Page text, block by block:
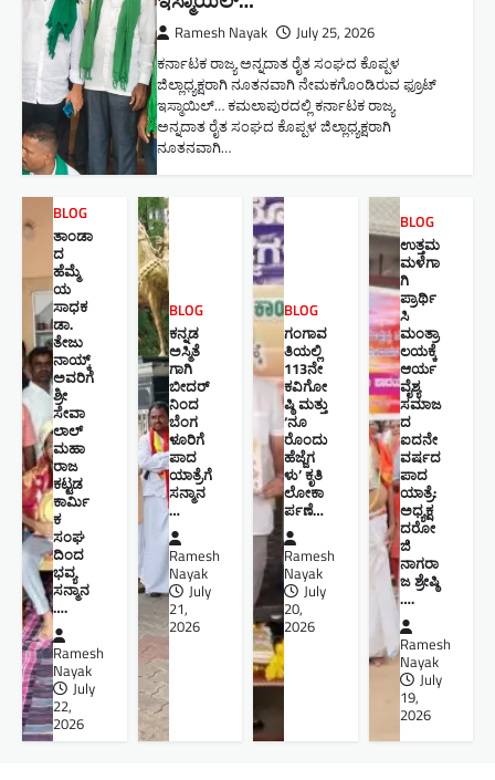
Ramesh Nayak July 25, 2026
ಕರ್ನಾಟಕ ರಾಜ್ಯ ಅನ್ನದಾತ ರೈತ ಸಂಘದ ಕೊಪ್ಪಳ
ಜಿಲ್ಲಾಧ್ಯಕ್ಷರಾಗಿ ನೂತನವಾಗಿ ನೇಮಕಗೊಂಡಿರುವ ಫ್ರೂಟ್
ಇಸ್ಮಾಯಿಲ್… ಕಮಲಾಪುರದಲ್ಲಿ ಕರ್ನಾಟಕ ರಾಜ್ಯ
ಅನ್ನದಾತ ರೈತ ಸಂಘದ ಕೊಪ್ಪಳ ಜಿಲ್ಲಾಧ್ಯಕ್ಷರಾಗಿ
ನೂತನವಾಗಿ…
BLOG
ತಾಂಡಾ
ದ
ಹೆಮ್ಮೆ
ಯ
ಸಾಧಕ
ಡಾ.
ತೇಜು
ನಾಯ್ಕ್
ಅವರಿಗೆ
ಶ್ರೀ
ಸೇವಾ
ಲಾಲ್
ಮಹಾ
ರಾಜ
ಕಟ್ಟಡ
ಕಾರ್ಮಿ
ಕ
ಸಂಘ
ದಿಂದ
ಭವ್ಯ
ಸನ್ಮಾನ
….
Ramesh
Nayak
July
22,
2026
BLOG
ಕನ್ನಡ
ಅಸ್ಮಿತೆ
ಗಾಗಿ
ಬೀದರ್
ನಿಂದ
ಬೆಂಗ
ಳೂರಿಗೆ
ಪಾದ
ಯಾತ್ರೆಗೆ
ಸನ್ಮಾನ
…
Ramesh
Nayak
July
21,
2026
BLOG
ಗಂಗಾವ
ತಿಯಲ್ಲಿ
113ನೇ
ಕವಿಗೋ
ಷ್ಠಿ ಮತ್ತು
‘ನೂ
ರೊಂದು
ಹೆಜ್ಜೆಗ
ಳು’ ಕೃತಿ
ಲೋಕಾ
ರ್ಪಣೆ…
Ramesh
Nayak
July
20,
2026
BLOG
ಉತ್ತಮ
ಮಳೆಗಾ
ಗಿ
ಪ್ರಾರ್ಥಿ
ಸಿ
ಮಂತ್ರಾ
ಲಯಕ್ಕೆ
ಆರ್ಯ
ವೈಶ್ಯ
ಸಮಾಜ
ದ
ಐದನೇ
ವರ್ಷದ
ಪಾದ
ಯಾತ್ರೆ:
ಅಧ್ಯಕ್ಷ
ದರೋ
ಜಿ
ನಾಗರಾ
ಜ ಶ್ರೇಷ್ಠಿ ​
….
Ramesh
Nayak
July
19,
2026